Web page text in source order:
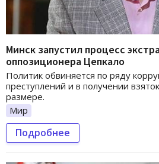
Минск запустил процесс
оппозиционера Цепкало
Политик обвиняется по ряду
преступлений и в получении
размере.
Мир
Подробнее